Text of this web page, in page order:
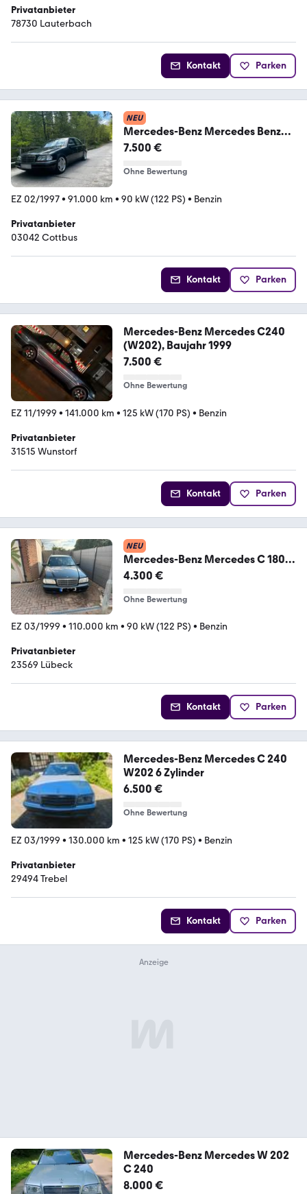
Privatanbieter
78730 Lauterbach
Kontakt Parken
NEU
Mercedes-Benz Mercedes Benz
C180 W202
7.500 €
Ohne Bewertung
EZ 02/1997• 91.000 km • 90 kW (122 PS) • Benzin
Privatanbieter
03042 Cottbus
Kontakt Parken
Mercedes-Benz Mercedes C240
(W202), Baujahr 1999
7.500 €
Ohne Bewertung
EZ 11/1999 • 141.000 km • 125 kW (170 PS) • Benzin
Privatanbieter
31515 Wunstorf
Kontakt Parken
NEU
Mercedes-Benz Mercedes C 180
Esprit W202 T
4.300 €
Ohne Bewertung
EZ 03/1999 • 110.000 km • 90 kW (122 PS) • Benzin
Privatanbieter
23569 Lübeck
Kontakt Parken
Mercedes-Benz Mercedes C 240
W202 6 Zylinder
6.500 €
Ohne Bewertung
EZ 03/1999 • 130.000 km • 125 kW (170 PS) • Benzin
Privatanbieter
29494 Trebel
Kontakt Parken
Mercedes-Benz Mercedes W 202
C 240
8.000 €